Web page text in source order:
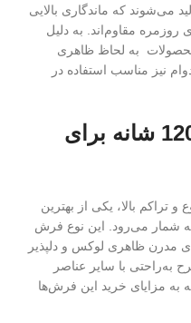
می‌شوند که ماندگاری بالایی
مقاوم‌اند. به دلیل
شانه، این محصولات به لحاظ ظاهری
نیز مناسب استفاده در
مزایای خرید فرش 1200 شانه برای
و تراکم بالا، یکی از بهترین
شمار می‌رود. این نوع فرش
مدرن ظاهری لوکس و دلپذیر
به‌راحتی با سایر عناصر
به مزایای خرید این فرش‌ها